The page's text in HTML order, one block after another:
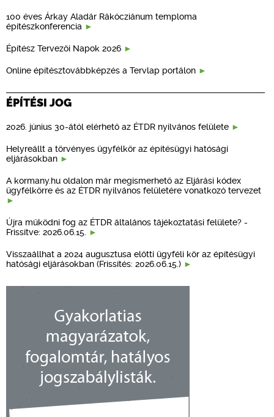
100 éves Árkay Aladár Rákócziánum temploma
építészkonferencia
Építész Tervezői Napok 2026
Online építésztovábbképzés a Tervlap portálon
ÉPÍTÉSI JOG
2026. június 30-ától elérhető az ÉTDR nyilvános felülete
Helyreállt a törvényes ügyfélkör az építésügyi hatósági
eljárásokban
A kormany.hu oldalon már megismerhető az Eljárási kódex
ügyfélkörre és az ÉTDR nyilvános felületére vonatkozó tervezet
Újra működni fog az ÉTDR általános tájékoztatási felülete? -
Frissítve: 2026.06.15.
Visszaállhat a 2024 augusztusa előtti ügyféli kör az építésügyi
hatósági eljárásokban (Frissítés: 2026.06.15.)